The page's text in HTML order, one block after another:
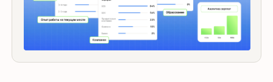
[ ПОИСК КАНДИДАТА ]
Используйте умную строку для поиска
одновременно по 20+ источникам,
уточняйте поиск по ключевым словам,
навыкам и опыту